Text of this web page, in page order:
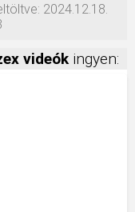
2024.12.18.
videókingyen: